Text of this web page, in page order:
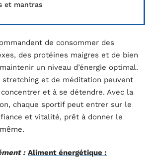
et mantras
de consommer des
des protéines maigres et de bien
un niveau d’énergie optimal.
stretching et de méditation peuvent
et à se détendre. Avec la
chaque sportif peut entrer sur le
et vitalité, prêt à donner le
: Aliment énergétique :